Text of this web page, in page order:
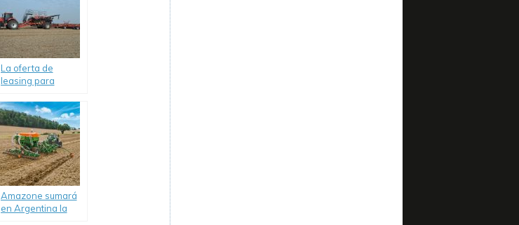
La oferta de
leasing para
Amazone sumará
en Argentina la